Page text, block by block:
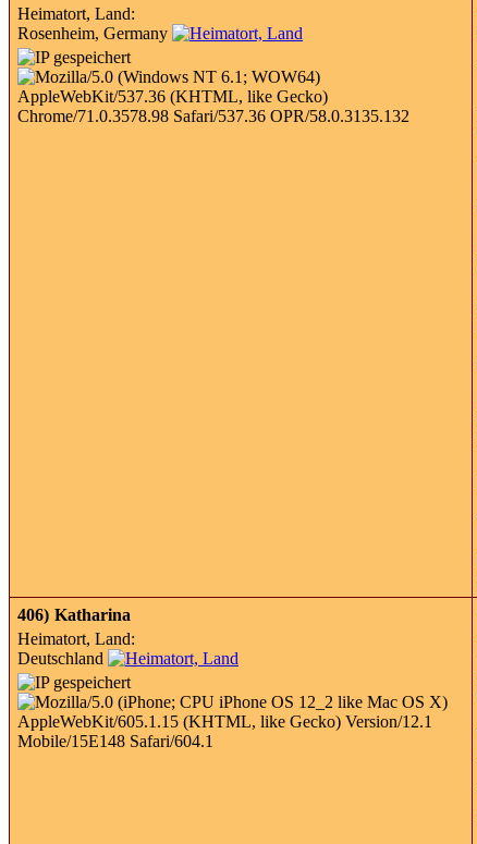
Heimatort, Land:
Rosenheim, Germany
406) Katharina
Heimatort, Land:
Deutschland